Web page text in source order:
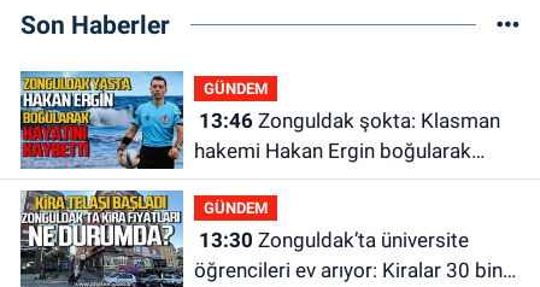
Son Haberler
GÜNDEM
13:46Zonguldak şokta: Klasman
hakemi Hakan Ergin boğularak
hayatını kaybetti
GÜNDEM
13:30
öğrencileri ev arıyor: Kiralar 30 bin